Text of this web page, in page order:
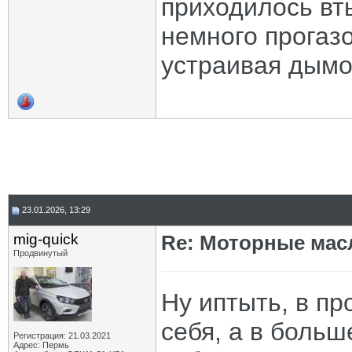
приходилось
немного
устраивая
23.01.2026, 13:29
mig-quick
Продвинутый
Регистрация: 21.03.2021
Адрес: Пермь
Re: Моторные
Ну иптыть, в
себя, а в